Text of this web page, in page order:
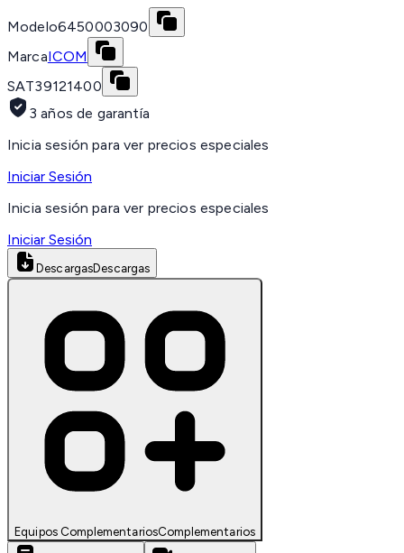
Modelo6450003090
MarcaICOM
SAT39121400
3 años de garantía
Inicia sesión para ver precios especiales
Iniciar Sesión
Inicia sesión para ver precios especiales
Iniciar Sesión
DescargasDescargas
Equipos ComplementariosComplementarios